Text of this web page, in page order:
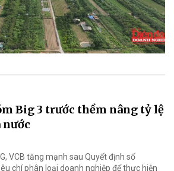
Big 3 trước thềm nâng tỷ lệ
nước
VCB tăng mạnh sau Quyết định số
chí phân loại doanh nghiệp để thực hiện